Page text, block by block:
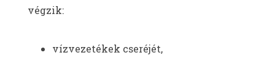
végzik:
vízvezetékek cseréjét,